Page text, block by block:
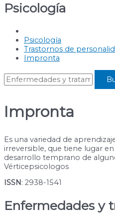
Psicología
Psicología
Trastornos de
Impronta
Impronta
Es una variedad de
irreversible, que tiene lugar
desarrollo temprano de
Vérticepsicologos
ISSN: 2938-1541
Enfermedades y